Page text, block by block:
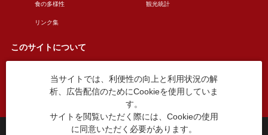
食の多様性 観光統計
リンク集
このサイトについて
このサイトについて 広告掲載について
お問い合わせ
台東区役所観光課
当サイトでは、利便性の向上と利用状況の解
析、広告配信のためにCookieを使用していま
す。
サイトを閲覧いただく際には、Cookieの使用
に同意いただく必要があります。